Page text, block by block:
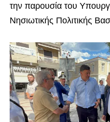
την παρουσία του
Νησιωτικής Πολιτικής